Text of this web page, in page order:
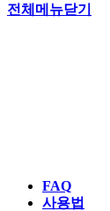
전체메뉴닫기
FAQ
사용법